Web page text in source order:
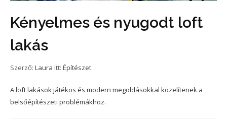
Kényelmes és nyugodt loft
lakás
Szerző: Laura itt: Építészet
A loft lakások játékos és modern megoldásokkal közelítenek a
belsőépítészeti problémákhoz.